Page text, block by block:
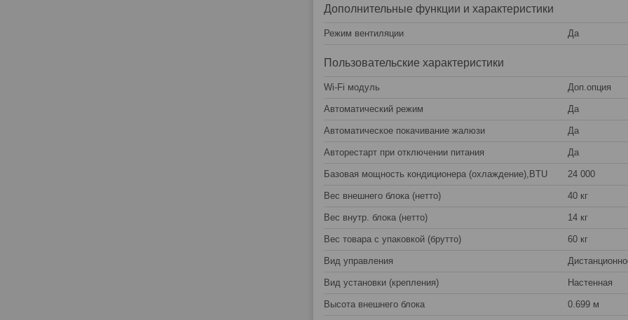
Дополнительные функции и характеристики
Режим вентиляции Да
Пользовательские характеристики
Wi-Fi модуль Доп.опция
Автоматический режим Да
Автоматическое покачивание жалюзи Да
Авторестарт при отключении питания Да
Базовая мощность кондиционера (охлаждение),BTU 24 000
Вес внешнего блока (нетто) 40 кг
Вес внутр. блока (нетто) 14 кг
Вес товара с упаковкой (брутто) 60 кг
Вид управления
Вид установки (крепления) Настенная
Высота внешнего блока 0.699 м